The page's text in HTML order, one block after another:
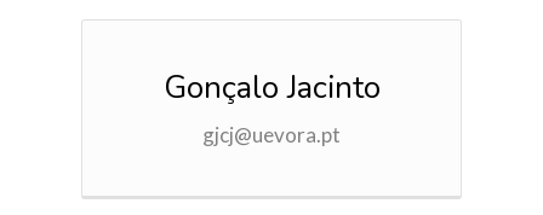
Gonçalo Jacinto
gjcj@uevora.pt